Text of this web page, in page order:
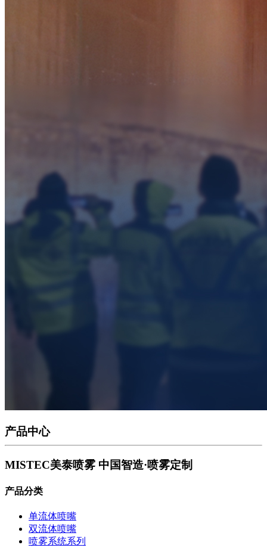
产品中心
MISTEC美泰喷雾 中国智造·喷雾定制
产品分类
单流体喷嘴
双流体喷嘴
喷雾系统系列